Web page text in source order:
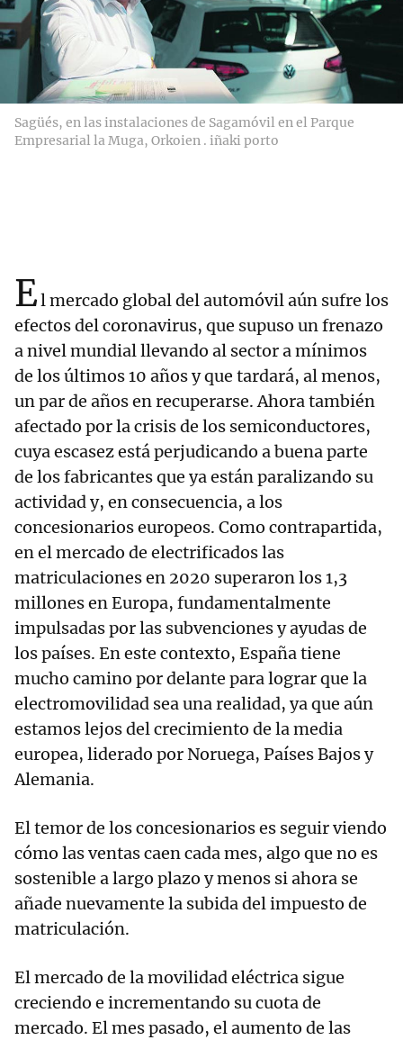
Sagüés, en las instalaciones de Sagamóvil en el Parque
Empresarial la Muga, Orkoien . iñaki porto
El mercado global del automóvil aún sufre los
efectos del coronavirus, que supuso un frenazo
a nivel mundial llevando al sector a mínimos
de los últimos 10 años y que tardará, al menos,
un par de años en recuperarse. Ahora también
afectado por la crisis de los semiconductores,
cuya escasez está perjudicando a buena parte
de los fabricantes que ya están paralizando su
actividad y, en consecuencia, a los
concesionarios europeos. Como contrapartida,
en el mercado de electrificados las
matriculaciones en 2020 superaron los 1,3
millones en Europa, fundamentalmente
impulsadas por las subvenciones y ayudas de
los países. En este contexto, España tiene
mucho camino por delante para lograr que la
electromovilidad sea una realidad, ya que aún
estamos lejos del crecimiento de la media
europea, liderado por Noruega, Países Bajos y
Alemania.
El temor de los concesionarios es seguir viendo
cómo las ventas caen cada mes, algo que no es
sostenible a largo plazo y menos si ahora se
añade nuevamente la subida del impuesto de
matriculación.
El mercado de la movilidad eléctrica sigue
creciendo e incrementando su cuota de
mercado. El mes pasado, el aumento de las